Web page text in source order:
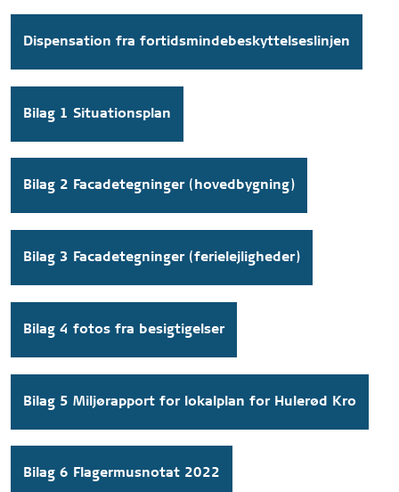
Dispensation fra fortidsmindebeskyttelseslinjen
Bilag 1 Situationsplan
Bilag 2 Facadetegninger (hovedbygning)
Bilag 3 Facadetegninger (ferielejligheder)
Bilag 4 fotos fra besigtigelser
Bilag 5 Miljørapport for lokalplan for Hulerød Kro
Bilag 6 Flagermusnotat 2022